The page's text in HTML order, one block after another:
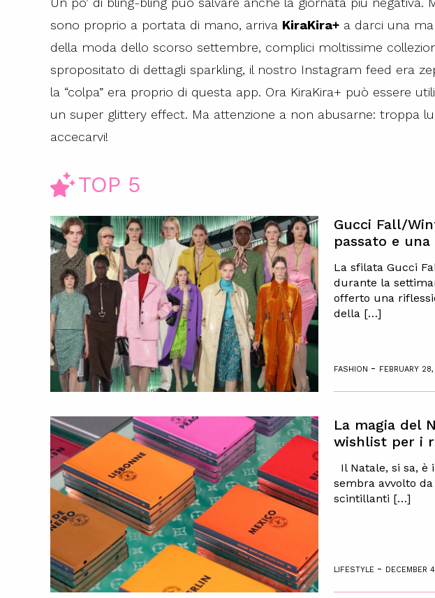
sono proprio a portata di mano, arriva KiraKira+ a darci una
della moda dello scorso settembre, complici moltissime
spropositato di dettagli sparkling, il nostro Instagram feed era
la “colpa” era proprio di questa app. Ora KiraKira+ può essere
un super glittery effect. Ma attenzione a non abusarne: troppa
accecarvi!
TOP 5
Gucci Fall/
passato e
La sfilata Gucci
durante la
offerto una
della […]
FASHION - FEBRUARY
La magia del
wishlist per i
Il Natale, si sa, è
sembra avvolto
scintillanti […]
LIFESTYLE - DECEMBER